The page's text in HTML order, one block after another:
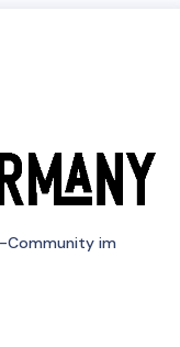
Community im